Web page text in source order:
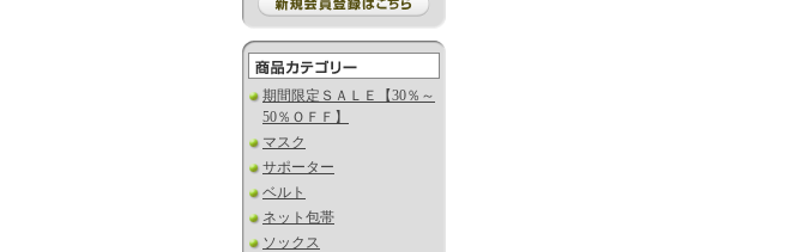
期間限定ＳＡＬＥ【30％～
50％ＯＦＦ】
マスク
サポーター
ベルト
ネット包帯
ソックス